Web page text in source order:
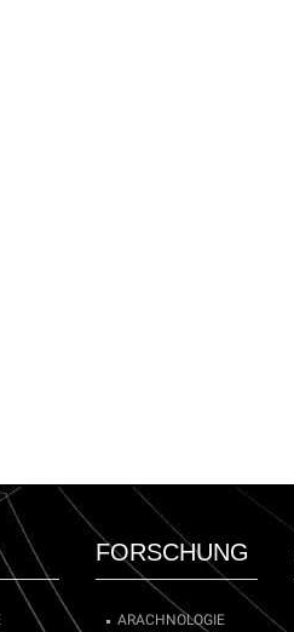
FORSCHUNG
ARACHNOLOGIE